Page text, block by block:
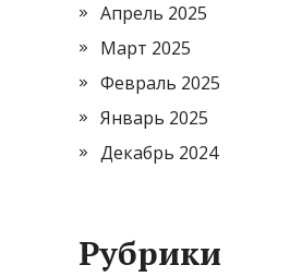
Апрель 2025
Март 2025
Февраль 2025
Январь 2025
Декабрь 2024
Рубрики